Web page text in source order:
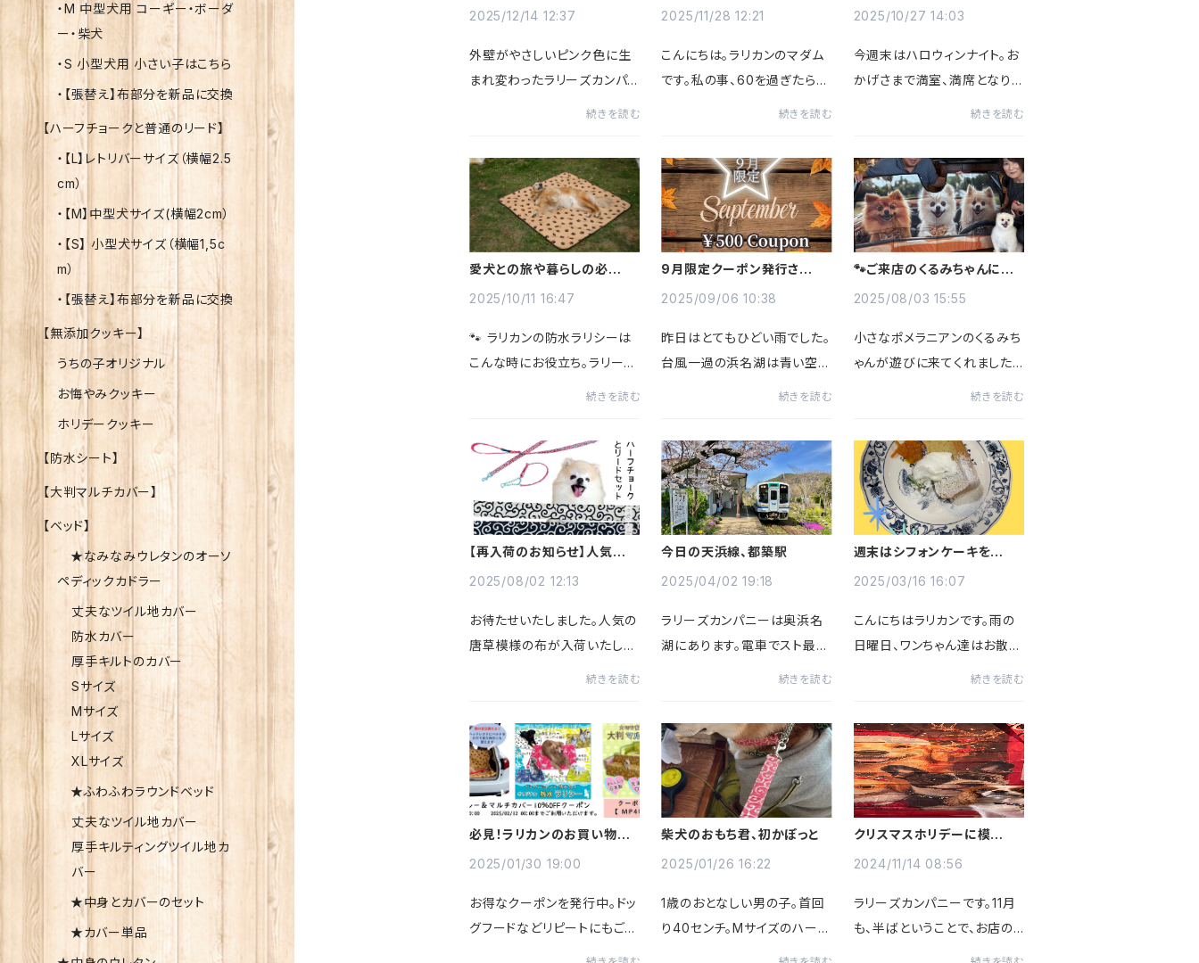
2025/12/14 12:37
外壁がやさしいピンク色に生
まれ変わったラリーズカンパニ
緒にゆったり過ごせる時間が
流れています。店内では、ラリ
ーズカンパニーが自社製作し
ているハ...
続きを読む
2025/11/28 12:21
こんにちは。ラリカンのマダム
です。私の事、60を過ぎたらシ
60オーバーとなりまして、髪
をバッサリショートにしました。
らくちんらくちん、どんどん短...
続きを読む
2025/10/27 14:03
今週末はハロウィンナイト。お
かげさまで満室、満席となりま
した。ほんとはこちらの通販サ
イトでも売りたかったのです
が、私がぐずぐずしていた為今
更...
続きを読む
愛犬との旅や暮らしの必需
2025/10/11 16:47
🐾 ラリカンの防水ラリシーは
こんな時にお役立ち。ラリーズ
年に誕生した犬との暮らしを
支える防水マットです。この子
はウルビー、困った子でした↓
当時...
続きを読む
9月限定クーポン発行されま
2025/09/06 10:38
昨日はとてもひどい雨でした。
台風一過の浜名湖は青い空に
見えて。秋を感じた浜名湖の
夕暮れ時でした。さてさて、お
得意様に向けて、9月に使える
クーポン...
続きを読む
🐾ご来店のくるみちゃんにそっ
ードが大人気🐾
2025/08/03 15:55
小さなポメラニアンのくるみち
ゃんが遊びに来てくれました！
同びっくり。🚗 こちらの大人気
サンシェードは、車のフロント
ガラスに装着するだけで、ま...
続きを読む
【再入荷のお知らせ】人気の唐
た！
2025/08/02 12:13
お待たせいたしました。人気の
唐草模様の布が入荷いたしま
草緑地に白い唐草濃紺に白い
唐草白地に紺の唐草どれも落
ち着いた和の雰囲気で、和犬さ
んにはも...
続きを読む
今日の天浜線、都築駅
2025/04/02 19:18
ラリーズカンパニーは奥浜名
湖にあります。電車でスト最寄
なんともレトロなんです。まる
でジブリの世界。そして今は桜
がすごいのなんのって、ほんと
に絵に...
続きを読む
週末はシフォンケーキをどう
2025/03/16 16:07
こんにちはラリカンです。雨の
日曜日、ワンちゃん達はお散歩
ったワンちゃん達、ありがとう
ございます。昨日からシフォン
ケーキが始まりました。今の
所...
続きを読む
必見！ラリカンのお買い物で
2025/01/30 19:00
お得なクーポンを発行中。ドッ
グフードなどリピートにもご活
用ください。先着20名様★防
柴犬のおもち君、初かぽっと
2025/01/26 16:22
1歳のおとなしい男の子。首回
り40センチ。Mサイズのハーフ
チョークご注文いただきまし
クリスマスホリデーに模様替
2024/11/14 08:56
ラリーズカンパニーです。11月
も、半ばということで、お店の
中をそろそろクリスマスの雰
・M 中型犬用 コーギー・ボーダ
ー・柴犬
・S 小型犬用 小さい子はこちら
・【張替え】布部分を新品に交換
【ハーフチョークと普通のリード】
・【L】レトリバーサイズ（横幅2.5
cm）
・【M】中型犬サイズ(横幅2cm）
・【S】 小型犬サイズ（横幅1,5c
m）
・【張替え】布部分を新品に交換
【無添加クッキー】
うちの子オリジナル
お悔やみクッキー
ホリデークッキー
【防水シート】
【大判マルチカバー】
【ベッド】
★なみなみウレタンのオーソ
ペディックカドラー
丈夫なツイル地カバー
防水カバー
厚手キルトのカバー
Sサイズ
Mサイズ
Lサイズ
XLサイズ
★ふわふわラウンドベッド
丈夫なツイル地カバー
厚手キルティングツイル地カ
バー
★中身とカバーのセット
★カバー単品